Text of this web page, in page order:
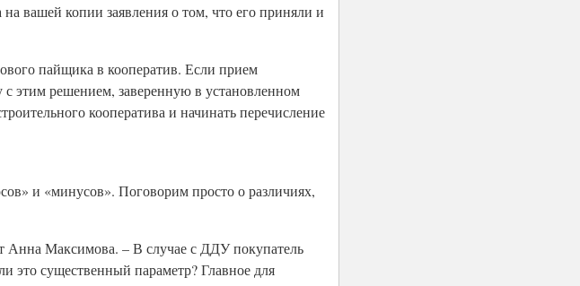
вашей копии заявления о том, что его приняли и
пайщика в кооператив. Если прием
этим решением, заверенную в установленном
кооператива и начинать перечисление
и «минусов». Поговорим просто о различиях,
Анна Максимова. – В случае с ДДУ покупатель
это существенный параметр? Главное для